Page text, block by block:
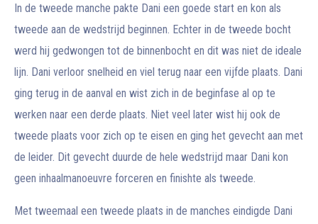
In de tweede manche pakte Dani een goede start en kon als
tweede aan de wedstrijd beginnen. Echter in de tweede bocht
werd hij gedwongen tot de binnenbocht en dit was niet de ideale
lijn. Dani verloor snelheid en viel terug naar een vijfde plaats. Dani
ging terug in de aanval en wist zich in de beginfase al op te
werken naar een derde plaats. Niet veel later wist hij ook de
tweede plaats voor zich op te eisen en ging het gevecht aan met
de leider. Dit gevecht duurde de hele wedstrijd maar Dani kon
geen inhaalmanoeuvre forceren en finishte als tweede.
Met tweemaal een tweede plaats in de manches eindigde Dani